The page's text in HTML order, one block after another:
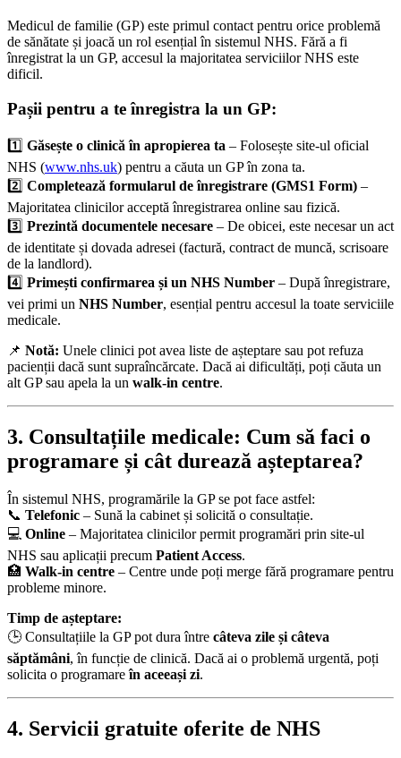
Medicul de familie (GP) este primul contact pentru orice problemă
de sănătate și joacă un rol esențial în sistemul NHS. Fără a fi
înregistrat la un GP, accesul la majoritatea serviciilor NHS este
dificil.
Pașii pentru a te înregistra la un GP:
1️⃣ Găsește o clinică în apropierea ta – Folosește site-ul oficial
NHS (www.nhs.uk) pentru a căuta un GP în zona ta.
2️⃣ Completează formularul de înregistrare (GMS1 Form) –
Majoritatea clinicilor acceptă înregistrarea online sau fizică.
3️⃣ Prezintă documentele necesare – De obicei, este necesar un act
de identitate și dovada adresei (factură, contract de muncă, scrisoare
de la landlord).
4️⃣ Primești confirmarea și un NHS Number – După înregistrare,
vei primi un NHS Number, esențial pentru accesul la toate serviciile
medicale.
📌 Notă: Unele clinici pot avea liste de așteptare sau pot refuza
pacienții dacă sunt supraîncărcate. Dacă ai dificultăți, poți căuta un
alt GP sau apela la un walk-in centre.
3. Consultațiile medicale: Cum să faci o
programare și cât durează așteptarea?
În sistemul NHS, programările la GP se pot face astfel:
📞 Telefonic – Sună la cabinet și solicită o consultație.
💻 Online – Majoritatea clinicilor permit programări prin site-ul
NHS sau aplicații precum Patient Access.
🏥 Walk-in centre – Centre unde poți merge fără programare pentru
probleme minore.
Timp de așteptare:
🕒 Consultațiile la GP pot dura între câteva zile și câteva
săptămâni, în funcție de clinică. Dacă ai o problemă urgentă, poți
solicita o programareîn aceeași zi.
4. Servicii gratuite oferite de NHS